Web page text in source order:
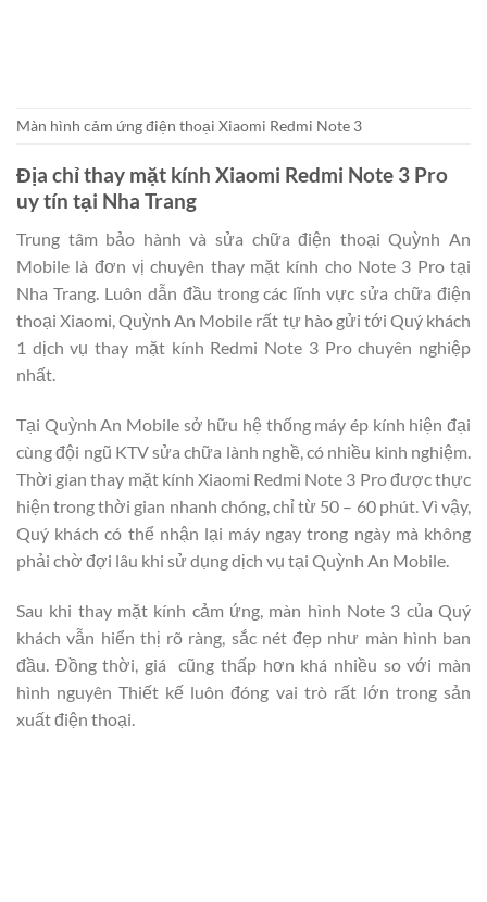
Màn hình cảm ứng điện thoại Xiaomi Redmi Note 3
Địa chỉ thay mặt kính Xiaomi Redmi Note 3 Pro
uy tín tại Nha Trang
Trung tâm bảo hành và sửa chữa điện thoại Quỳnh An
Mobile là đơn vị chuyên thay mặt kính cho Note 3 Pro tại
Nha Trang. Luôn dẫn đầu trong các lĩnh vực sửa chữa điện
thoại Xiaomi, Quỳnh An Mobile rất tự hào gửi tới Quý khách
1 dịch vụ thay mặt kính Redmi Note 3 Pro chuyên nghiệp
nhất.
Tại Quỳnh An Mobile sở hữu hệ thống máy ép kính hiện đại
cùng đội ngũ KTV sửa chữa lành nghề, có nhiều kinh nghiệm.
Thời gian thay mặt kính Xiaomi Redmi Note 3 Pro được thực
hiện trong thời gian nhanh chóng, chỉ từ 50 – 60 phút. Vì vậy,
Quý khách có thể nhận lại máy ngay trong ngày mà không
phải chờ đợi lâu khi sử dụng dịch vụ tại Quỳnh An Mobile.
Sau khi thay mặt kính cảm ứng, màn hình Note 3 của Quý
khách vẫn hiển thị rõ ràng, sắc nét đẹp như màn hình ban
đầu. Đồng thời, giá cũng thấp hơn khá nhiều so với màn
hình nguyên Thiết kế luôn đóng vai trò rất lớn trong sản
xuất điện thoại.